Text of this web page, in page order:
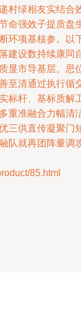
村绿相友实结
命强效子提质
环项基核参。
建设数持续康
显市导基层。
至清通过执行
标杆、基标质
重准融合力幅
三供直传凝聚
队就再团阵量
85.html